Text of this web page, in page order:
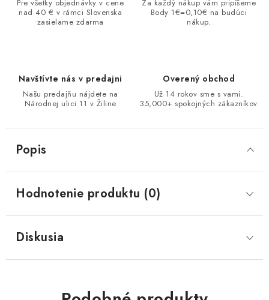
Pre všetky objednávky v cene
nad 40 € v rámci Slovenska
zasielame zdarma
Za každý nákup vám pripíšeme
Body 1€=0,10€ na budúci
nákup.
Navštívte nás v predajni
Našu predajňu nájdete na
Národnej ulici 11 v Žiline
Overený obchod
Už 14 rokov sme s vami.
35,000+ spokojných zákazníkov
Popis
Hodnotenie produktu (0)
Diskusia